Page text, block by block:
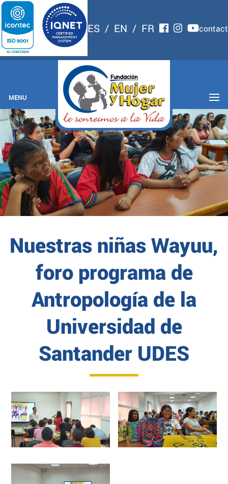
ES / EN / FR
MENU
Nuestras niñas Wayuu,
foro programa de
Antropología de la
Universidad de
Santander UDES